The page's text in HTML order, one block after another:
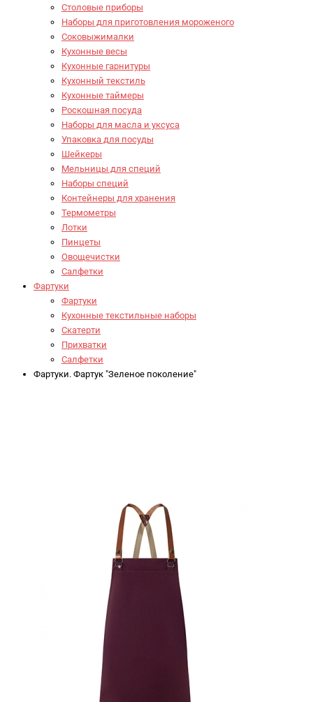
Столовые приборы
Наборы для приготовления мороженого
Соковыжималки
Кухонные весы
Кухонные гарнитуры
Кухонный текстиль
Кухонные таймеры
Роскошная посуда
Наборы для масла и уксуса
Упаковка для посуды
Шейкеры
Мельницы для специй
Наборы специй
Контейнеры для хранения
Термометры
Лотки
Пинцеты
Овощечистки
Салфетки
Фартуки
Фартуки
Кухонные текстильные наборы
Скатерти
Прихватки
Салфетки
Фартуки. Фартук "Зеленое поколение"